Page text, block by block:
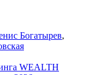
Богатырев,
WEALTH